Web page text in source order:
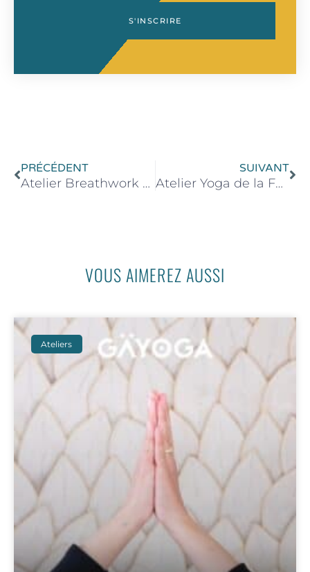
S'INSCRIRE
PRÉCÉDENT
Atelier Breathwork & Soundbath – 24 Novembre 2024 de 15h30 à 17h30
SUIVANT
Atelier Yoga de la Femme – 14 décembre 2024 de 16h00 à 18h00
VOUS AIMEREZ AUSSI
Ateliers